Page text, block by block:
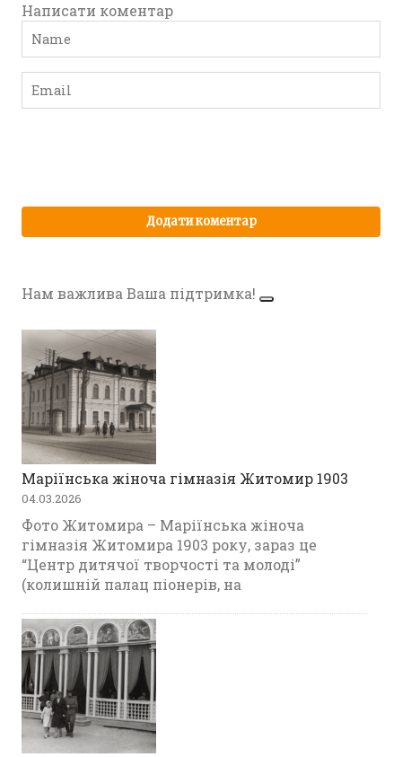
Написати коментар
Нам важлива Ваша підтримка!
Маріїнська жіноча гімназія Житомир 1903
04.03.2026
Фото Житомира – Маріїнська жіноча
гімназія Житомира 1903 року, зараз це
“Центр дитячої творчості та молоді”
(колишній палац піонерів, на